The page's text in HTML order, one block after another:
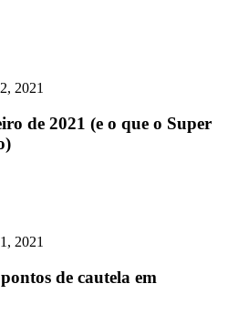
2021
de 2021 (e o que o Super
2021
de cautela em